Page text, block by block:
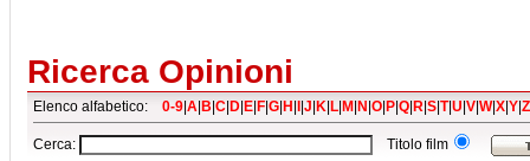
Ricerca Opinioni
Elenco alfabetico: 0-9 A B C D E F G H J K L M N O P Q R S T|U V W|X Y Z
Cerca: Titolo film